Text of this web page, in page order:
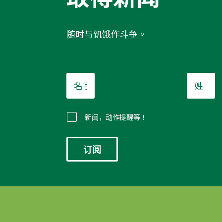
随时与饥饿作斗争。
名
字
姓
*
新闻，动作提醒等！